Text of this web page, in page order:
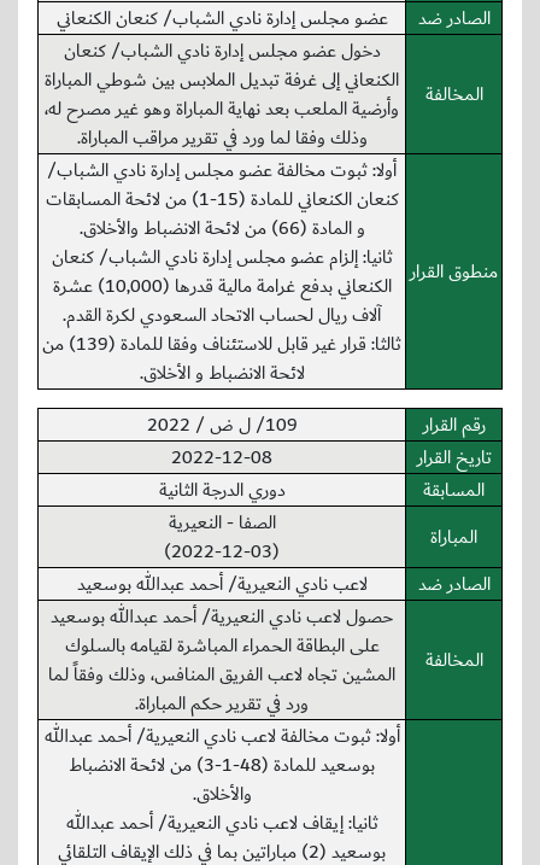
الصادر ضد
عضو مجلس إدارة نادي الشباب/ كنعان الكنعاني
المخالفة
دخول عضو مجلس إدارة نادي الشباب/ كنعان
الكنعاني إلى غرفة تبديل الملابس بين شوطي المباراة
وأرضية الملعب بعد نهاية المباراة وهو غير مصرح له،
وذلك وفقا لما ورد في تقرير مراقب المباراة.
منطوق القرار
أولا: ثبوت مخالفة عضو مجلس إدارة نادي الشباب/
كنعان الكنعاني للمادة (15-1) من لائحة المسابقات
و المادة (66) من لائحة الانضباط والأخلاق.
ثانيا: إلزام عضو مجلس إدارة نادي الشباب/ كنعان
الكنعاني بدفع غرامة مالية قدرها (10,000) عشرة
آلاف ريال لحساب الاتحاد السعودي لكرة القدم.
ثالثا: قرار غير قابل للاستئناف وفقا للمادة (139) من
لائحة الانضباط و الأخلاق.
رقم القرار
109/ ل ض / 2022
تاريخ القرار
2022-12-08
المسابقة
دوري الدرجة الثانية
المباراة
الصفا - النعيرية
(2022-12-03)
الصادر ضد
لاعب نادي النعيرية/ أحمد عبدالله بوسعيد
المخالفة
حصول لاعب نادي النعيرية/ أحمد عبدالله بوسعيد
على البطاقة الحمراء المباشرة لقيامه بالسلوك
المشين تجاه لاعب الفريق المنافس، وذلك وفقاً لما
ورد في تقرير حكم المباراة.
أولا: ثبوت مخالفة لاعب نادي النعيرية/ أحمد عبدالله
بوسعيد للمادة (48-1-3) من لائحة الانضباط
والأخلاق.
ثانيا: إيقاف لاعب نادي النعيرية/ أحمد عبدالله
بوسعيد (2) مباراتين بما في ذلك الإيقاف التلقائي